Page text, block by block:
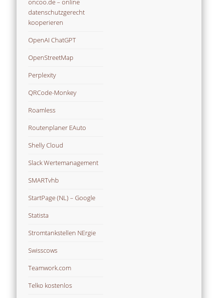
oncoo.de – online
datenschutzgerecht
kooperieren
OpenAI ChatGPT
OpenStreetMap
Perplexity
QRCode-Monkey
Roamless
Routenplaner EAuto
Shelly Cloud
Slack Wertemanagement
SMARTvhb
StartPage (NL) – Google
Statista
Stromtankstellen NErgie
Swisscows
Teamwork.com
Telko kostenlos